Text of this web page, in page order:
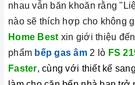
nhau vẫn băn khoăn rằng
nào sẽ thích hợp cho không
Home Best xin giới thiệu
phẩm bếp gas âm 2 lò FS
Faster,cùng với thiết kế